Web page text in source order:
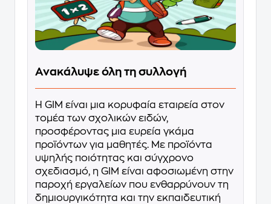
Ανακάλυψε όλη τη συλλογή
Η GΙΜ είναι μια κορυφαία εταιρεία στον
τομέα των σχολικών ειδών,
προσφέροντας μια ευρεία γκάμα
προϊόντων για μαθητές. Με προϊόντα
υψηλής ποιότητας και σύγχρονο
σχεδιασμό, η GΙΜ είναι αφοσιωμένη στην
παροχή εργαλείων που ενθαρρύνουν τη
δημιουργικότητα και την εκπαιδευτική